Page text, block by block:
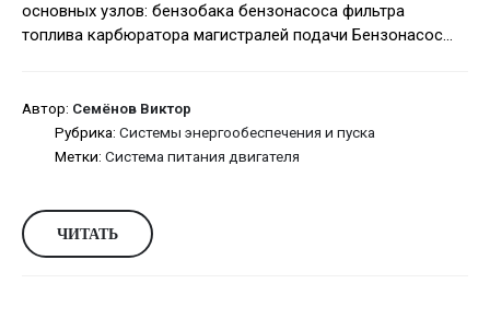
основных узлов: бензобака бензонасоса фильтра
топлива карбюратора магистралей подачи Бензонасос...
Автор: Семёнов Виктор
Рубрика: Системы энергообеспечения и пуска
Метки: Система питания двигателя
ЧИТАТЬ